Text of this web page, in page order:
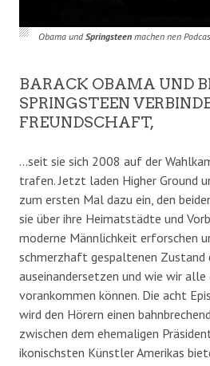
Obama undSpringsteenmachen nen
BARACK OBAMA UND
SPRINGSTEEN
FREUNDSCHAFT,
…seit sie sich 2008 auf der
trafen. Jetzt laden Higher Ground
zum ersten Mal dazu ein, den
sie über ihre Heimatstädte und
moderne Männlichkeit erforschen
schmerzhaft gespaltenen Zustand
auseinandersetzen und wie wir alle
vorankommen können. Die acht
wird den Hörern einen
zwischen dem ehemaligen
ikonischsten Künstler Amerikas